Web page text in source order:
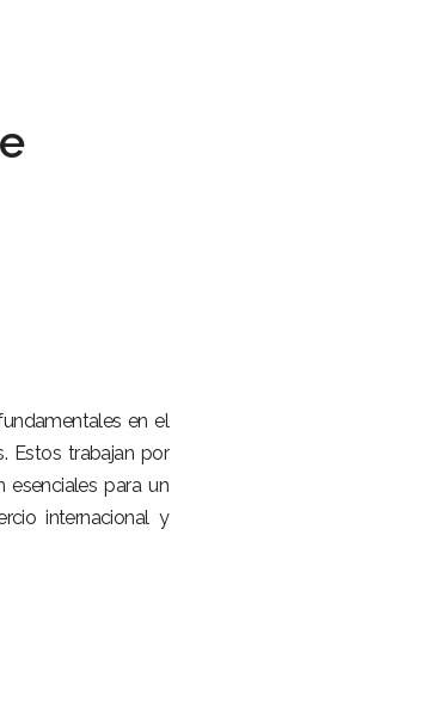
en el
Estos trabajan por
esenciales para un
internacional y